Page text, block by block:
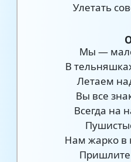
Улетать
Мы —
В
Летаем
Вы все
Всегда на
Нам жарко в